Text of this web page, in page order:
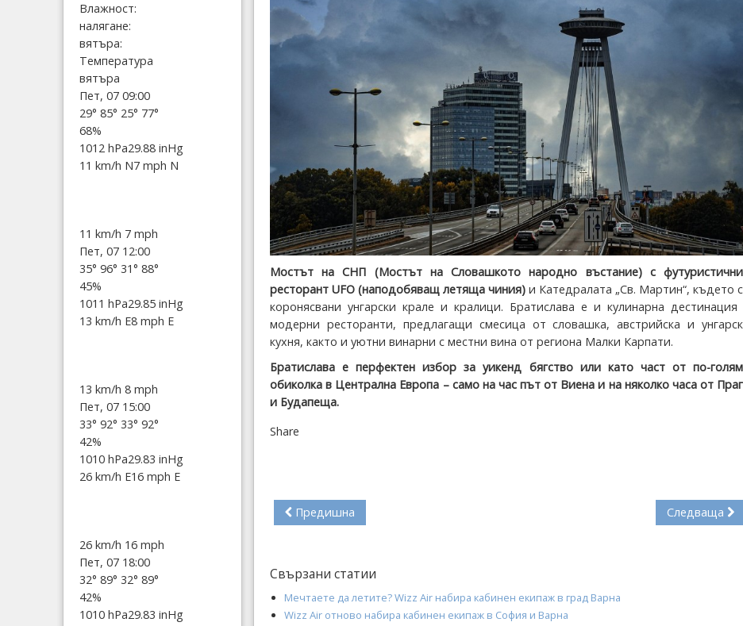
Мостът на СНП (Мостът на Словашкото народно въстание) с
ресторант UFO (наподобяващ летяща чиния) и Катедралата „Св. Мартин“, където
коронясвани унгарски крале и кралици. Братислава е и кулинарна дестинация
модерни ресторанти, предлагащи смесица от словашка, австрийска и
кухня, както и уютни винарни с местни вина от региона Малки Карпати.
Братислава е перфектен избор за уикенд бягство или като част от по-
обиколка в Централна Европа – само на час път от Виена и на няколко часа от
и Будапеща.
Share
Предишна Следваща
Свързани статии
Мечтаете да летите? Wizz Air набира кабинен екипаж в град Варна
Wizz Air отново набира кабинен екипаж в София и Варна
Влажност:
налягане:
вятъра:
Температура
вятъра
Пет, 07 09:00
29° 85° 25° 77°
68%
1012 hPa29.88 inHg
11 km/h N7 mph N
11 km/h 7 mph
Пет, 07 12:00
35° 96° 31° 88°
45%
1011 hPa29.85 inHg
13 km/h E8 mph E
13 km/h 8 mph
Пет, 07 15:00
33° 92° 33° 92°
42%
1010 hPa29.83 inHg
26 km/h E16 mph E
26 km/h 16 mph
Пет, 07 18:00
32° 89° 32° 89°
42%
1010 hPa29.83 inHg